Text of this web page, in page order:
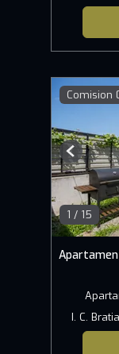
Comision
1 / 15
Previous
I. C.